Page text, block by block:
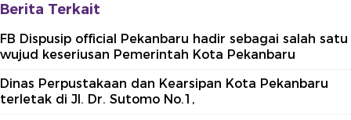
Berita Terkait
FB Dispusip official Pekanbaru hadir sebagai salah satu
wujud keseriusan Pemerintah Kota Pekanbaru
Dinas Perpustakaan dan Kearsipan Kota Pekanbaru
terletak di Jl. Dr. Sutomo No.1,